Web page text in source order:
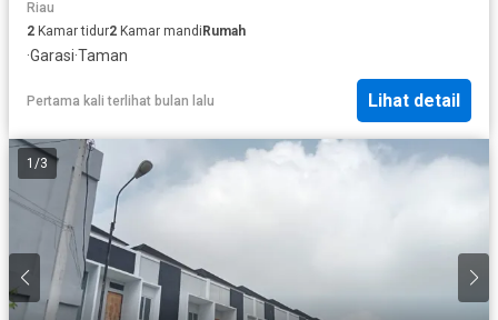
Riau
2 Kamar tidur2 Kamar mandiRumah
·Garasi·Taman
Pertama kali terlihat bulan lalu Lihat detail
1 /3